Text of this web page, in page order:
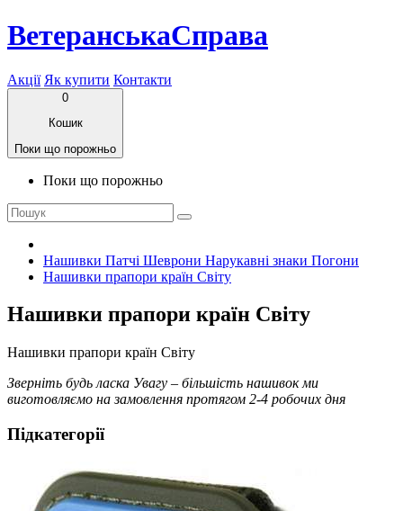
ВетеранськаСправа
Акції Як купити Контакти
0
Кошик
Поки що порожньо
Поки що порожньо
Нашивки Патчі Шеврони Нарукавні знаки Погони
Нашивки прапори країн Світу
Нашивки прапори країн Світу
Нашивки прапори країн Світу
Зверніть будь ласка Увагу – більшість нашивок ми
виготовляємо на замовлення протягом 2-4 робочих дня
Підкатегорії